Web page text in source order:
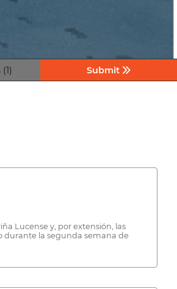
Submit
Lucense y, por extensión, las
durante la segunda semana de